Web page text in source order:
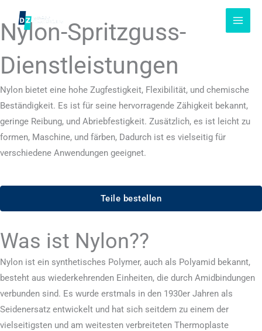
Inhalt
springen
Nylon-Spritzguss-
Dienstleistungen
Nylon bietet eine hohe Zugfestigkeit, Flexibilität, und chemische
Beständigkeit. Es ist für seine hervorragende Zähigkeit bekannt,
geringe Reibung, und Abriebfestigkeit. Zusätzlich, es ist leicht zu
formen, Maschine, und färben, Dadurch ist es vielseitig für
verschiedene Anwendungen geeignet.
Teile bestellen
Was ist Nylon??
Nylon ist ein synthetisches Polymer, auch als Polyamid bekannt,
besteht aus wiederkehrenden Einheiten, die durch Amidbindungen
verbunden sind. Es wurde erstmals in den 1930er Jahren als
Seidenersatz entwickelt und hat sich seitdem zu einem der
vielseitigsten und am weitesten verbreiteten Thermoplaste